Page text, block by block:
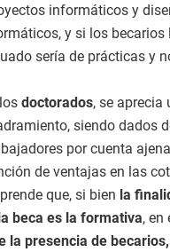
informáticos y
y si los becarios
sería de prácticas y
doctorados, se aprecia
siendo dados
por cuenta
de ventajas en las
que, si bien la
beca es la formativa, en
la presencia de